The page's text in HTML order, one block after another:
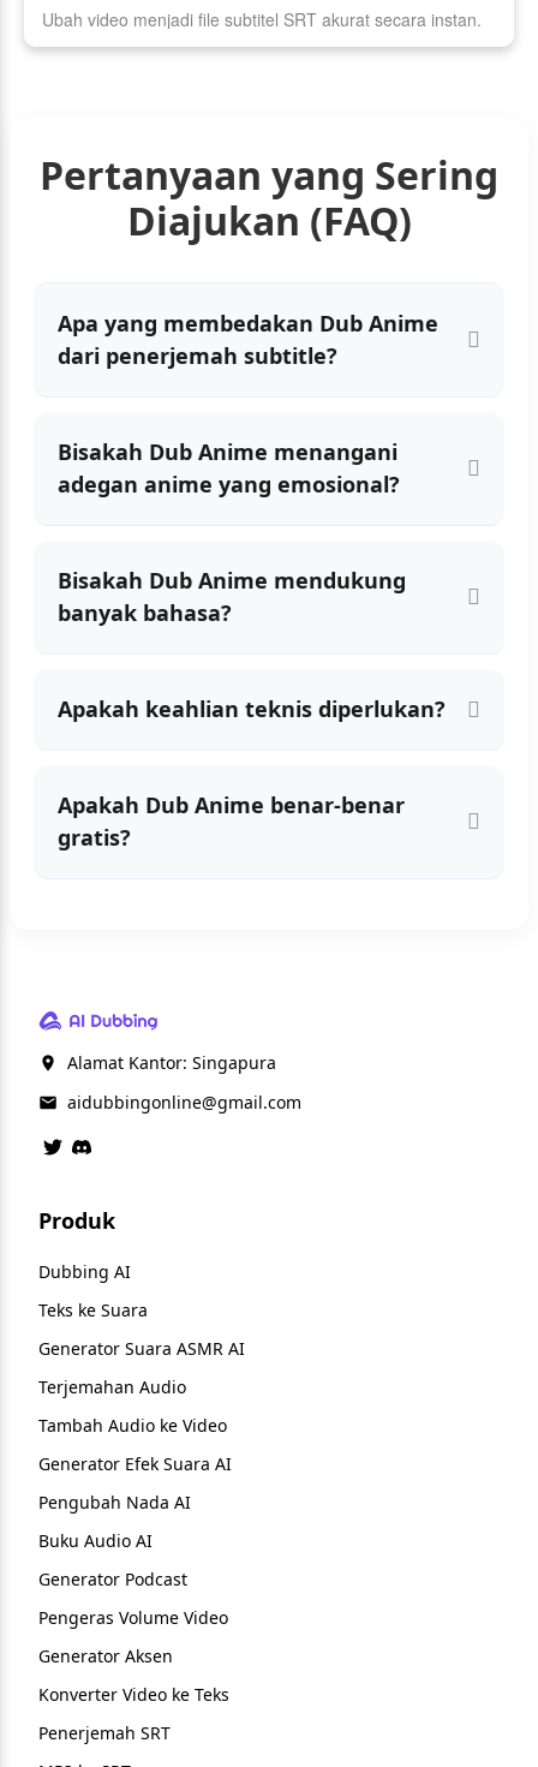
Ubah video menjadi file subtitel SRT akurat secara instan.
Pertanyaan yang Sering
Diajukan (FAQ)
Apa yang membedakan Dub Anime
dari penerjemah subtitle?
Bisakah Dub Anime menangani
adegan anime yang emosional?
Bisakah Dub Anime mendukung
banyak bahasa?
Apakah keahlian teknis diperlukan?
Apakah Dub Anime benar-benar
gratis?
Alamat Kantor: Singapura
aidubbingonline@gmail.com
Produk
Dubbing AI
Teks ke Suara
Generator Suara ASMR AI
Terjemahan Audio
Tambah Audio ke Video
Generator Efek Suara AI
Pengubah Nada AI
Buku Audio AI
Generator Podcast
Pengeras Volume Video
Generator Aksen
Konverter Video ke Teks
Penerjemah SRT